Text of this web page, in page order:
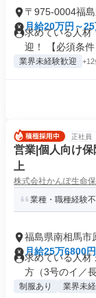
〒975-0004福
月給20万円～25
求めている人
迎！ 【必須条件
業界未経験歓迎 +12
正社員
営業|個人向け
上
株式会社かんぽ生命
業種・職種経験
福島県南相馬市
月給25万6800
求めている人
方（3号のイ／
制服あり 業界未